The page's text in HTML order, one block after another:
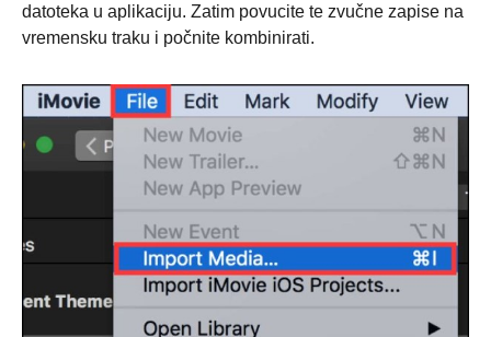
datoteka u aplikaciju. Zatim povucite te zvučne zapise na
vremensku traku i počnite kombinirati.